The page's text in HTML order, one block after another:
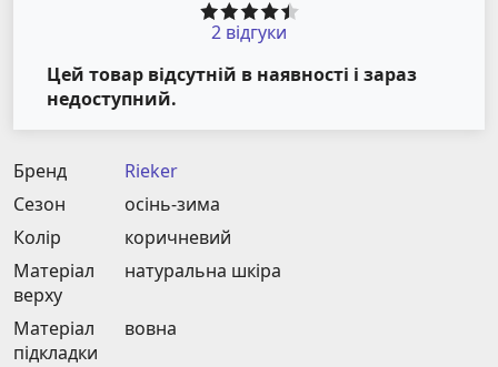
2 відгуки
Цей товар відсутній в наявності і зараз
недоступний.
Бренд
Rieker
Сезон
осінь-зима
Колір
коричневий
Матеріал
верху
натуральна шкіра
Матеріал
підкладки
вовна